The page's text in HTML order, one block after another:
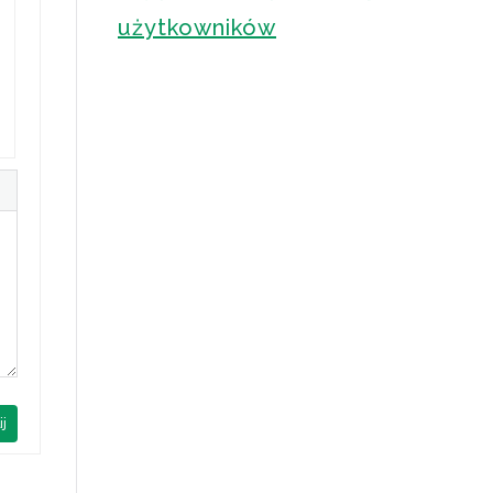
użytkowników